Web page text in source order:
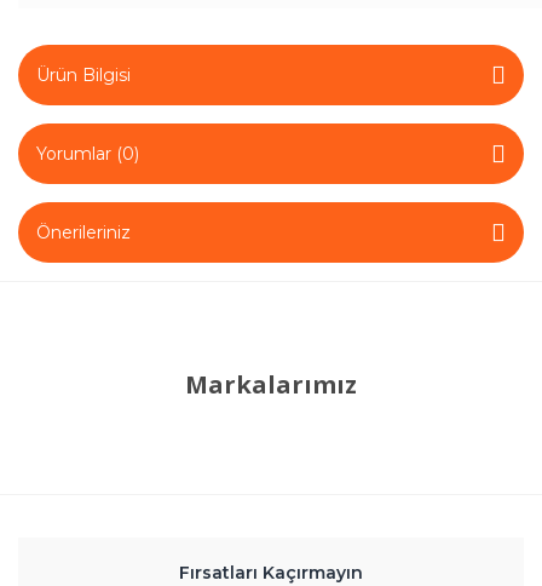
Ürün Bilgisi
Yorumlar (0)
Önerileriniz
Markalarımız
Fırsatları Kaçırmayın